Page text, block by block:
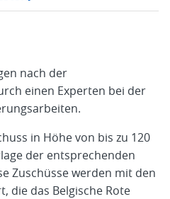
nach der
einen Experten bei der
in Höhe von bis zu 120
der entsprechenden
Zuschüsse werden mit den
die das Belgische Rote